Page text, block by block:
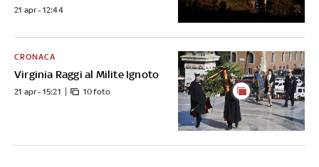
21 apr - 12:44
Virginia Raggi al Milite Ignoto
CRONACA
21 apr - 15:21 10 foto